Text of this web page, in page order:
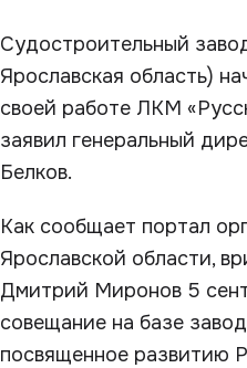
Судостроительный
Ярославская область)
своей работе ЛКМ
заявил генеральный
Белков.
Как сообщает портал
Ярославской области,
Дмитрий Миронов 5
совещание на базе
посвященное развитию